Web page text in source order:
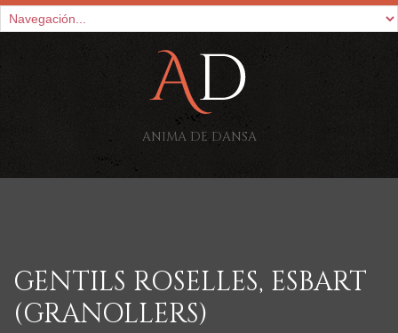
ANIMA DE DANSA
GENTILS ROSELLES, ESBART
(GRANOLLERS)